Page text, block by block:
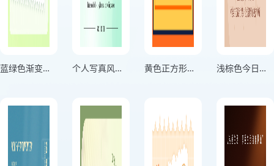
蓝绿色渐变分享生活记录海报 个人写真风格用微笑击退困难绿色竖版海报 黄色正方形头像个人头像海报 浅棕色今日份美丽个人心情海报